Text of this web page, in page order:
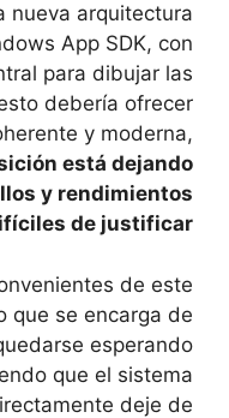
nueva arquitectura
App SDK, con
para dibujar las
debería ofrecer
y moderna,
está dejando
y rendimientos
de justificar
de este
que se encarga de
esperando
que el sistema
deje de